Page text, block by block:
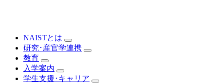
NAISTとは
研究･産官学連携
教育
入学案内
学生支援･キャリア